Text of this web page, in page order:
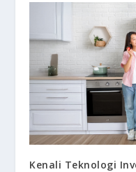
Kenali Teknologi